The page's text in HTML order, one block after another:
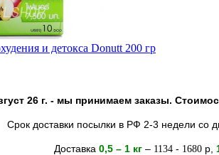
и детокса Donutt 200 гр
26 г. - мы принимаем заказы.
Срок доставки посылки в РФ 2-3 недели со
Доставка 0,5 – 1 кг – 1134 - 1680 р